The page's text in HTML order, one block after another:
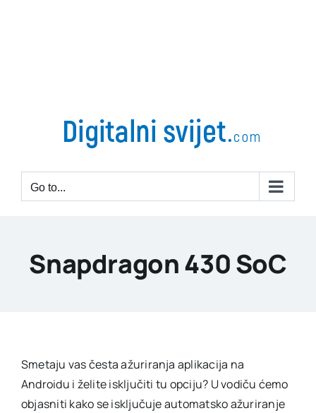
Go to...
Snapdragon 430 SoC
Smetaju vas česta ažuriranja aplikacija na
Androidu i želite isključiti tu opciju? U vodiču ćemo
objasniti kako se isključuje automatsko ažuriranje